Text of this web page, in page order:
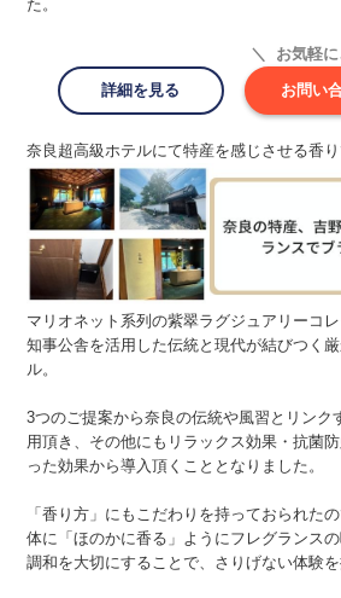
た。
＼ お気軽に
詳細を見る
お問い
奈良超高級ホテルにて特産を感じさせる香
マリオネット系列の紫翠ラグジュアリーコ
知事公舎を活用した伝統と現代が結びつく
ル。
3つのご提案から奈良の伝統や風習とリンク
用頂き、その他にもリラックス効果・抗菌
った効果から導入頂くこととなりました。
「香り方」にもこだわりを持っておられた
体に「ほのかに香る」ようにフレグランス
調和を大切にすることで、さりげない体験